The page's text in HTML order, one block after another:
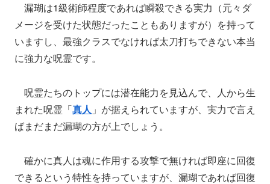
漏瑚は1級術師程度であれば瞬殺できる実力（元々ダ
メージを受けた状態だったこともありますが）を持って
いますし、最強クラスでなければ太刀打ちできない本当
に強力な呪霊です。
呪霊たちのトップには潜在能力を見込んで、人から生
まれた呪霊「真人 」が据えられていますが、実力で言え
ばまだまだ漏瑚の方が上でしょう。
確かに真人は魂に作用する攻撃で無ければ即座に回復
できるという特性を持っていますが、漏瑚であれば回復